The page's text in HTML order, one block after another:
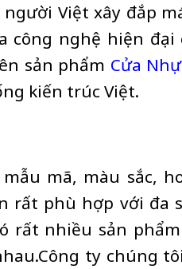
Việt xây đắp
công nghệ hiện
sản phẩm Cửa
kiến trúc Việt.
mã, màu sắc,
rất phù hợp với đa
rất nhiều sản
ty chúng